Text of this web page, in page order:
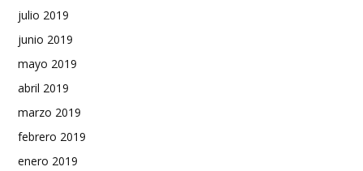
julio 2019
junio 2019
mayo 2019
abril 2019
marzo 2019
febrero 2019
enero 2019